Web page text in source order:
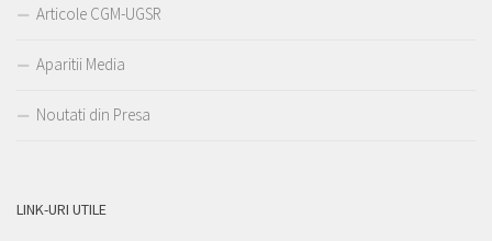
Articole CGM-UGSR
Aparitii Media
Noutati din Presa
LINK-URI UTILE